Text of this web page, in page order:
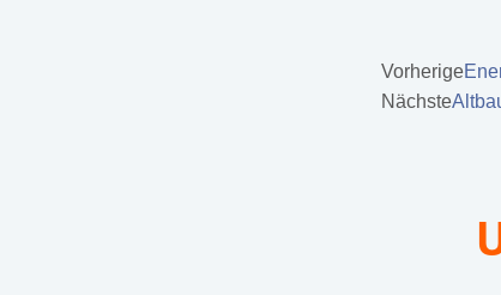
Vorherige
Nächste